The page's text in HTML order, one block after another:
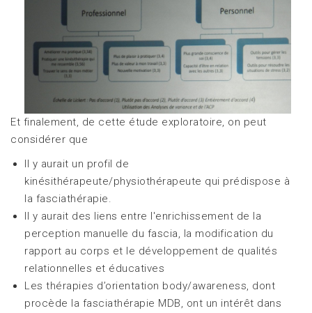
Et finalement, de cette étude exploratoire, on peut
considérer que
Il y aurait un profil de
kinésithérapeute/physiothérapeute qui prédispose à
la fasciathérapie.
Il y aurait des liens entre l'enrichissement de la
perception manuelle du fascia, la modification du
rapport au corps et le développement de qualités
relationnelles et éducatives
Les thérapies d’orientation body/awareness, dont
procède la fasciathérapie MDB, ont un intérêt dans